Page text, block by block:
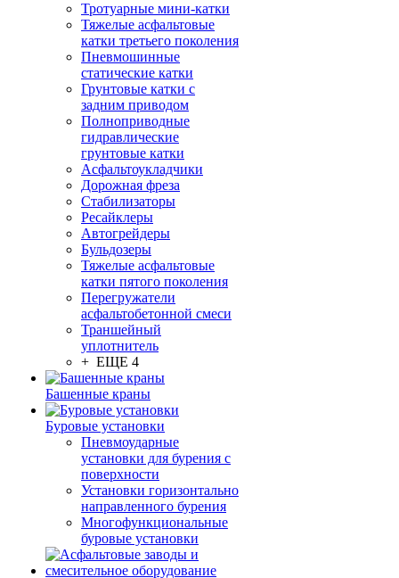
Тротуарные мини-катки
Тяжелые асфальтовые
катки третьего поколения
Пневмошинные
статические катки
Грунтовые катки с
задним приводом
Полноприводные
гидравлические
грунтовые катки
Асфальтоукладчики
Дорожная фреза
Стабилизаторы
Ресайклеры
Автогрейдеры
Бульдозеры
Тяжелые асфальтовые
катки пятого поколения
Перегружатели
асфальтобетонной смеси
Траншейный
уплотнитель
+ ЕЩЕ 4
Башенные краны
Буровые установки
Пневмоударные
установки для бурения с
поверхности
Установки горизонтально
направленного бурения
Многофункциональные
буровые установки